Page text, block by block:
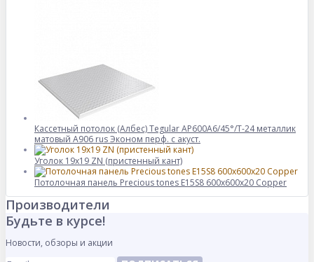
Кассетный потолок (Албес) Tegular AP600A6/45°/Т-24 металлик
матовый А906 rus Эконом перф. с акуст.
Уголок 19х19 ZN (пристенный кант)
Потолочная панель Precious tones E15S8 600x600x20 Copper
Производители
Будьте в курсе!
Новости, обзоры и акции